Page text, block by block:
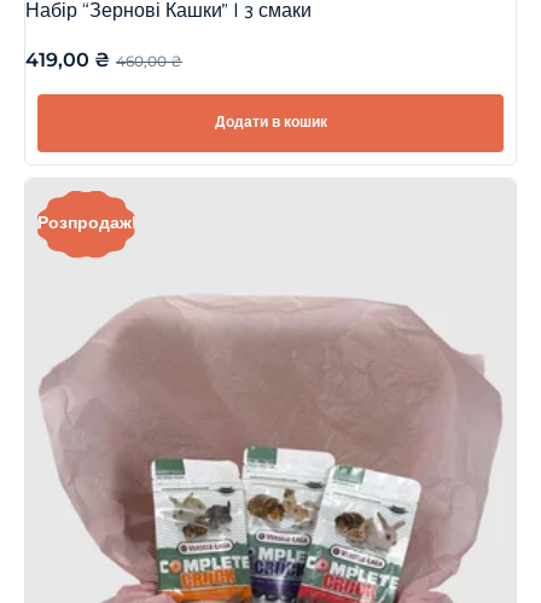
Набір “Зернові Кашки” | 3 смаки
460,00₴
419,00 ₴
Додати в кошик
Розпродаж!